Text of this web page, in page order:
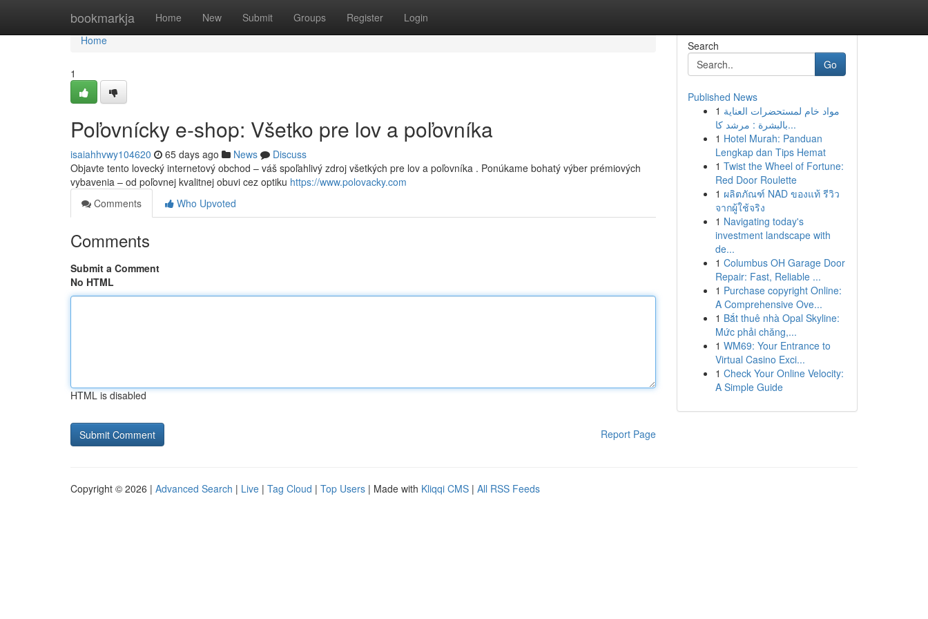
bookmarkja Home New Submit Groups Register Login
Home
Home
1
Poľovnícky e-shop: Všetko pre lov a poľovníka
isaiahhvwy104620 65 days ago News
Discuss
Objavte tento lovecký internetový obchod – váš spoľahlivý zdroj všetkých pre lov a poľovníka . Ponúkame bohatý výber prémiových
vybavenia – od poľovnej kvalitnej obuvi cez optiku https://www.polovacky.com
Comments
Who Upvoted
Comments
Submit a Comment
No HTML
HTML is disabled
Report Page
Search
Go
Published News
1 مواد خام لمستحضرات العناية
بالبشرة : مرشد كا...
1 Hotel Murah: Panduan
Lengkap dan Tips Hemat
1 Twist the Wheel of Fortune:
Red Door Roulette
1 ผลิตภัณฑ์ NAD ของแท้ รีวิว
จากผู้ใช้จริง
1 Navigating today's
investment landscape with
de...
1 Columbus OH Garage Door
Repair: Fast, Reliable ...
1 Purchase copyright Online:
A Comprehensive Ove...
1 Bắt thuê nhà Opal Skyline:
Mức phải chăng,...
1 WM69: Your Entrance to
Virtual Casino Exci...
1 Check Your Online Velocity:
A Simple Guide
Copyright © 2026 | Advanced Search | Live | Tag Cloud | Top Users | Made with Kliqqi CMS | All RSS Feeds